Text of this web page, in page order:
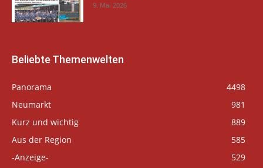
9. Mai 2026
Beliebte Themenwelten
Panorama
4498
Neumarkt
981
Kurz und wichtig
889
Aus der Region
585
-Anzeige-
529